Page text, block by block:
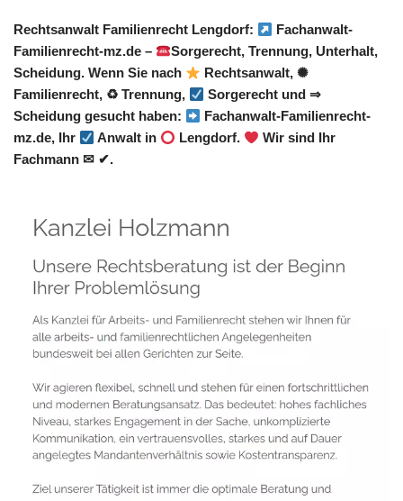
Rechtsanwalt Familienrecht Lengdorf:
Fachanwalt-
Familienrecht-mz.de –
Sorgerecht, Trennung, Unterhalt,
Scheidung. Wenn Sie nach
Rechtsanwalt, ✺
Familienrecht, ♻ Trennung,
Sorgerecht und ⇒
Scheidung gesucht haben:
Fachanwalt-Familienrecht-
mz.de, Ihr
Anwalt in Lengdorf.
Wir sind Ihr
Fachmann ✉ ✔.